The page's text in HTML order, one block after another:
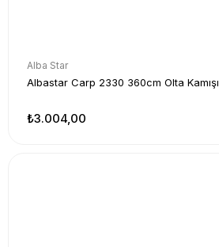
Alba Star
Albastar Carp 2330 360cm Olta Kamışı
₺3.004,00